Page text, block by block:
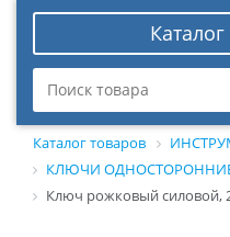
Каталог товаров
КЛЮЧИ
Ключ рожковый силовой,